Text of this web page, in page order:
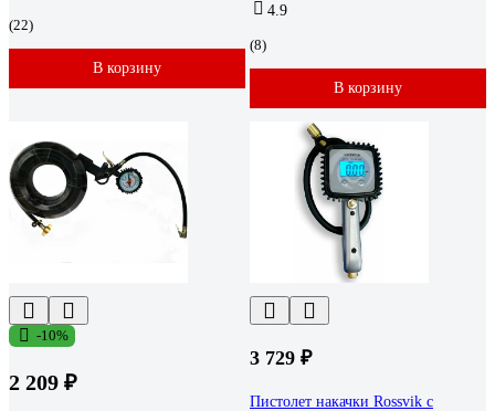
(22)
В корзину
4.9
(8)
В корзину
-10%
2 209 ₽
3 729 ₽
Пистолет накачки Rossvik с